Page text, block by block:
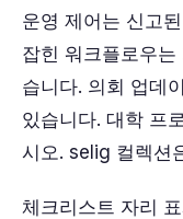
운영 제어는 신고
잡힌 워크플로우
습니다. 의회 업데
있습니다. 대학 프
시오. selig 컬렉션
체크리스트 자리